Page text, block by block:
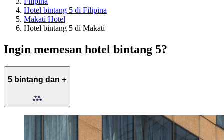
Hotel bintang 5 di Filipina
Makati Hotel
Hotel bintang 5 di Makati
Ingin memesan hotel bintang 5?
5 bintang dan +